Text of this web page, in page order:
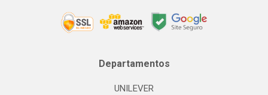
Departamentos
UNILEVER